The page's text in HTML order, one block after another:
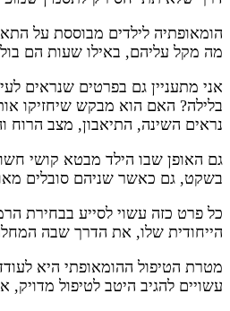
הומאופתיה לילדים מבוססת על
מה מקל עליהם, באילו שעות הם
אני מתעניין גם בפרטים שנראים
בלילה? האם הוא מבקש שיחזיקו
נראים השינה, התיאבון, מצב הרוח
גם האופן שבו הילד מבטא קושי
בשקט, גם כאשר שניהם סובלים
כל פרט כזה עשוי לסייע בבחירת
הייחודית שלו, את הדרך שבה
מטרת הטיפול ההומאופתי היא
עשויים להגיב היטב לטיפול